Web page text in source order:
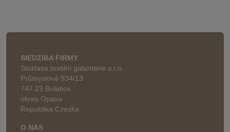
SIEDZIBA FIRMY
Stoklasa textilní galanterie s.r.o.
Průmyslová 934/13
747 23 Bolatice
okres Opava
Republika Czeska
O NAS